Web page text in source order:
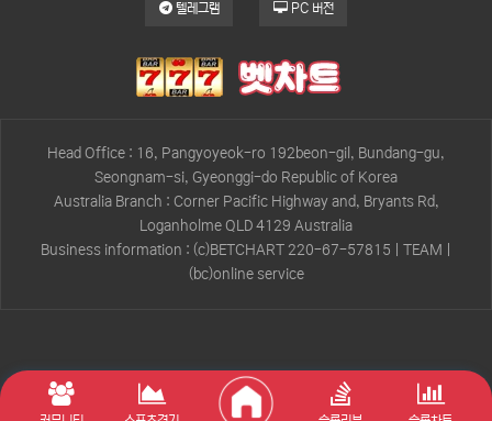
텔레그램 PC 버전
Head Office : 16, Pangyoyeok-ro 192beon-gil, Bundang-gu,
Seongnam-si, Gyeonggi-do Republic of Korea
Australia Branch : Corner Pacific Highway and, Bryants Rd,
Loganholme QLD 4129 Australia
Business information : (c)BETCHART 220-67-57815 | TEAM |
(bc)online service